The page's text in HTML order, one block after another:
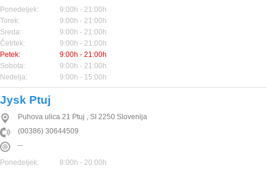
Ponedeljek:
9:00h - 21:00h
Torek:
9:00h - 21:00h
Sreda:
9:00h - 21:00h
Četrtek:
9:00h - 21:00h
Petek:
9:00h - 21:00h
Sobota:
9:00h - 21:00h
Nedelja:
9:00h - 15:00h
Jysk Ptuj
Puhova ulica 21 Ptuj , SI 2250 Slovenija
(00386) 30644509
--
Ponedeljek:
8:00h - 20:00h